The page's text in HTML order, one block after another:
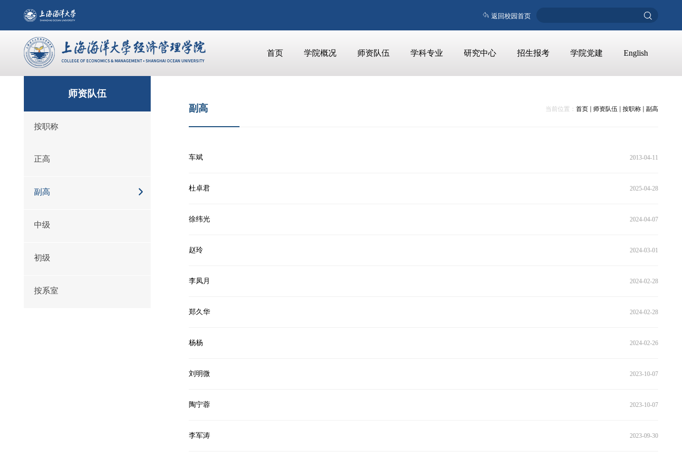
返回校园首页
首页 学院概况 师资队伍 学科专业 研究中心 招生报考 学院党建 English
师资队伍
按职称
正高
副高
中级
初级
按系室
副高 当前位置： 首页 师资队伍 按职称 副高
车斌 2013-04-11
杜卓君 2025-04-28
徐纬光 2024-04-07
赵玲 2024-03-01
李凤月 2024-02-28
郑久华 2024-02-28
杨杨 2024-02-26
刘明微 2023-10-07
陶宁蓉 2023-10-07
李军涛 2023-09-30